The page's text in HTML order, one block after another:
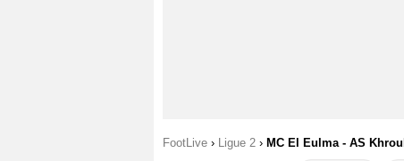
FootLive › Ligue 2 › MC El Eulma - AS